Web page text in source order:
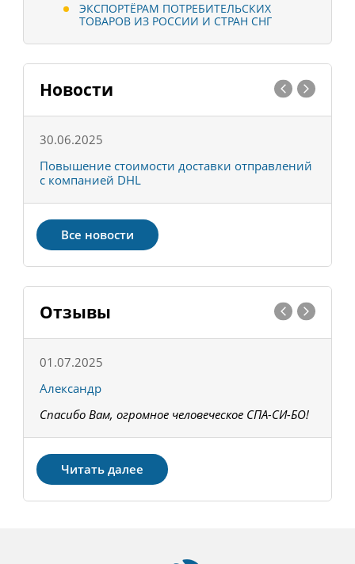
ЭКСПОРТЁРАМ ПОТРЕБИТЕЛЬСКИХ
ТОВАРОВ ИЗ РОССИИ И СТРАН СНГ
Новости
30.06.2025
Повышение стоимости доставки отправлений
с компанией DHL
Все новости
Отзывы
01.07.2025
Александр
Спасибо Вам, огромное человеческое СПА-СИ-БО!
Читать далее